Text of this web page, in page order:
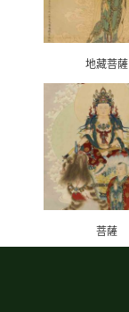
地藏菩薩
菩薩